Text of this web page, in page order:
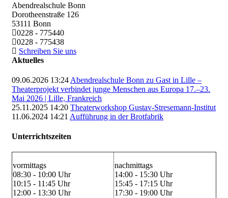
Abendrealschule Bonn
Dorotheenstraße 126
53111 Bonn
0228 - 775440
0228 - 775438
Schreiben Sie uns
Aktuelles
09.06.2026 13:24 Abendrealschule Bonn zu Gast in Lille –
Theaterprojekt verbindet junge Menschen aus Europa 17.–23.
Mai 2026 | Lille, Frankreich
25.11.2025 14:20 Theaterworkshop Gustav-Stresemann-Institut
11.06.2024 14:21 Aufführung in der Brotfabrik
Unterrichtszeiten
vormittags
08:30 - 10:00 Uhr
10:15 - 11:45 Uhr
12:00 - 13:30 Uhr
nachmittags
14:00 - 15:30 Uhr
15:45 - 17:15 Uhr
17:30 - 19:00 Uhr